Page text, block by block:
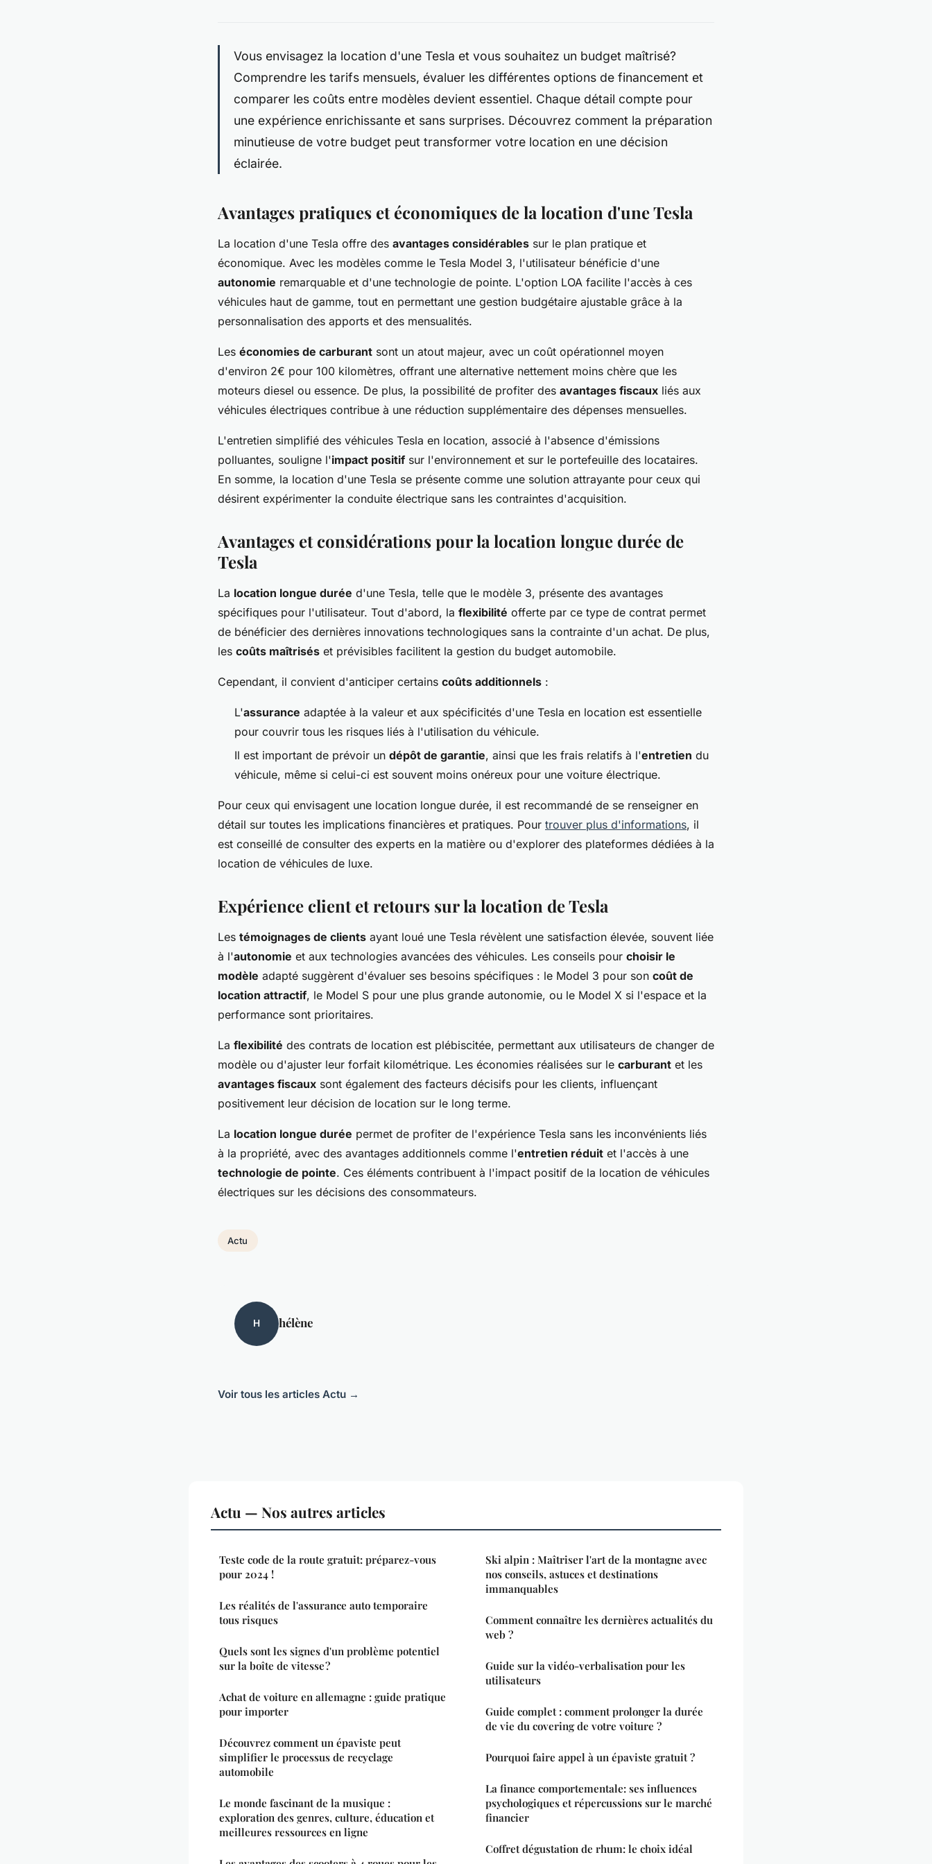
Vous envisagez la location d'une Tesla et vous souhaitez un budget maîtrisé?
Comprendre les tarifs mensuels, évaluer les différentes options de financement et
comparer les coûts entre modèles devient essentiel. Chaque détail compte pour
une expérience enrichissante et sans surprises. Découvrez comment la préparation
minutieuse de votre budget peut transformer votre location en une décision
éclairée.
Avantages pratiques et économiques de la location d'une Tesla
La location d'une Tesla offre des avantages considérables sur le plan pratique et
économique. Avec les modèles comme le Tesla Model 3, l'utilisateur bénéficie d'une
autonomie remarquable et d'une technologie de pointe. L'option LOA facilite l'accès à ces
véhicules haut de gamme, tout en permettant une gestion budgétaire ajustable grâce à la
personnalisation des apports et des mensualités.
Les économies de carburant sont un atout majeur, avec un coût opérationnel moyen
d'environ 2€ pour 100 kilomètres, offrant une alternative nettement moins chère que les
moteurs diesel ou essence. De plus, la possibilité de profiter des avantages fiscaux liés aux
véhicules électriques contribue à une réduction supplémentaire des dépenses mensuelles.
L'entretien simplifié des véhicules Tesla en location, associé à l'absence d'émissions
polluantes, souligne l'impact positifsur l'environnement et sur le portefeuille des locataires.
En somme, la location d'une Tesla se présente comme une solution attrayante pour ceux qui
désirent expérimenter la conduite électrique sans les contraintes d'acquisition.
Avantages et considérations pour la location longue durée de
Tesla
La location longue durée d'une Tesla, telle que le modèle 3, présente des avantages
spécifiques pour l'utilisateur. Tout d'abord, la flexibilité offerte par ce type de contrat permet
de bénéficier des dernières innovations technologiques sans la contrainte d'un achat. De plus,
les coûts maîtrisés et prévisibles facilitent la gestion du budget automobile.
Cependant, il convient d'anticiper certains coûts additionnels :
L'assurance adaptée à la valeur et aux spécificités d'une Tesla en location est essentielle
pour couvrir tous les risques liés à l'utilisation du véhicule.
Il est important de prévoir un dépôt de garantie, ainsi que les frais relatifs à l'entretien du
véhicule, même si celui-ci est souvent moins onéreux pour une voiture électrique.
Pour ceux qui envisagent une location longue durée, il est recommandé de se renseigner en
détail sur toutes les implications financières et pratiques. Pour trouver plus d'informations, il
est conseillé de consulter des experts en la matière ou d'explorer des plateformes dédiées à la
location de véhicules de luxe.
Expérience client et retours sur la location de Tesla
Les témoignages de clients ayant loué une Tesla révèlent une satisfaction élevée, souvent liée
à l'autonomie et aux technologies avancées des véhicules. Les conseils pour choisir le
modèle adapté suggèrent d'évaluer ses besoins spécifiques : le Model 3 pour son coût de
location attractif, le Model S pour une plus grande autonomie, ou le Model X si l'espace et la
performance sont prioritaires.
La flexibilité des contrats de location est plébiscitée, permettant aux utilisateurs de changer de
modèle ou d'ajuster leur forfait kilométrique. Les économies réalisées sur le carburant et les
avantages fiscaux sont également des facteurs décisifs pour les clients, influençant
positivement leur décision de location sur le long terme.
La location longue durée permet de profiter de l'expérience Tesla sans les inconvénients liés
à la propriété, avec des avantages additionnels comme l'entretien réduit et l'accès à une
technologie de pointe. Ces éléments contribuent à l'impact positif de la location de véhicules
électriques sur les décisions des consommateurs.
Actu
H hélène
Voir tous les articles Actu →
Actu — Nos autres articles
Teste code de la route gratuit: préparez-vous
pour 2024 !
Les réalités de l'assurance auto temporaire
tous risques
Quels sont les signes d'un problème potentiel
sur la boîte de vitesse ?
Achat de voiture en allemagne : guide pratique
pour importer
Découvrez comment un épaviste peut
simplifier le processus de recyclage
automobile
Le monde fascinant de la musique :
exploration des genres, culture, éducation et
meilleures ressources en ligne
Ski alpin : Maîtriser l'art de la montagne avec
nos conseils, astuces et destinations
immanquables
Comment connaître les dernières actualités du
web ?
Guide sur la vidéo-verbalisation pour les
utilisateurs
Guide complet : comment prolonger la durée
de vie du covering de votre voiture ?
Pourquoi faire appel à un épaviste gratuit ?
La finance comportementale: ses influences
psychologiques et répercussions sur le marché
financier
Coffret dégustation de rhum: le choix idéal